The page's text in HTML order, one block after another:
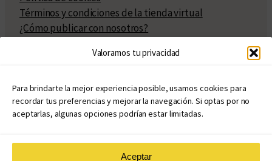
Valoramos tu privacidad
Para brindarte la mejor experiencia posible, usamos cookies para
recordar tus preferencias y mejorar la navegación. Si optas por no
aceptarlas, algunas opciones podrían estar limitadas.
Aceptar
Términos y condiciones de la tienda virtual
¿Cómo publicar con nosotros?
Políticas de publicación
Políticas de coedición
Atribuciones